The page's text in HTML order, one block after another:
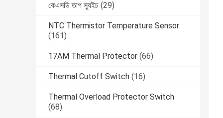
কেএসডি তাপ স্যুইচ (29)
NTC Thermistor Temperature Sensor
(161)
17AM Thermal Protector (66)
Thermal Cutoff Switch (16)
Thermal Overload Protector Switch
(68)